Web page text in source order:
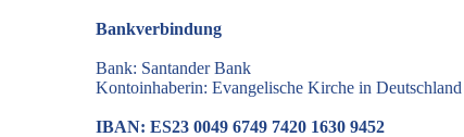
Bankverbindung
Bank: Santander Bank
Kontoinhaberin: Evangelische Kirche in Deutschland
IBAN: ES23 0049 6749 7420 1630 9452